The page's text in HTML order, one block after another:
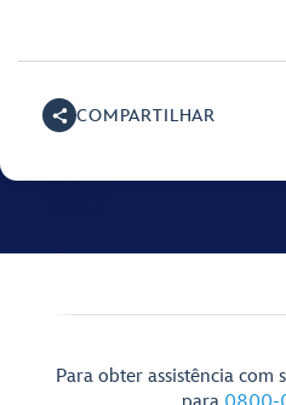
COMPARTILHAR
Para obter assistência com